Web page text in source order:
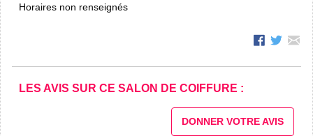
Horaires non renseignés
LES AVIS SUR CE SALON DE COIFFURE :
DONNER VOTRE AVIS